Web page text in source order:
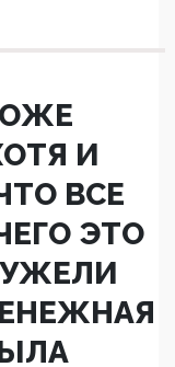
И
ВСЕ
ЭТО